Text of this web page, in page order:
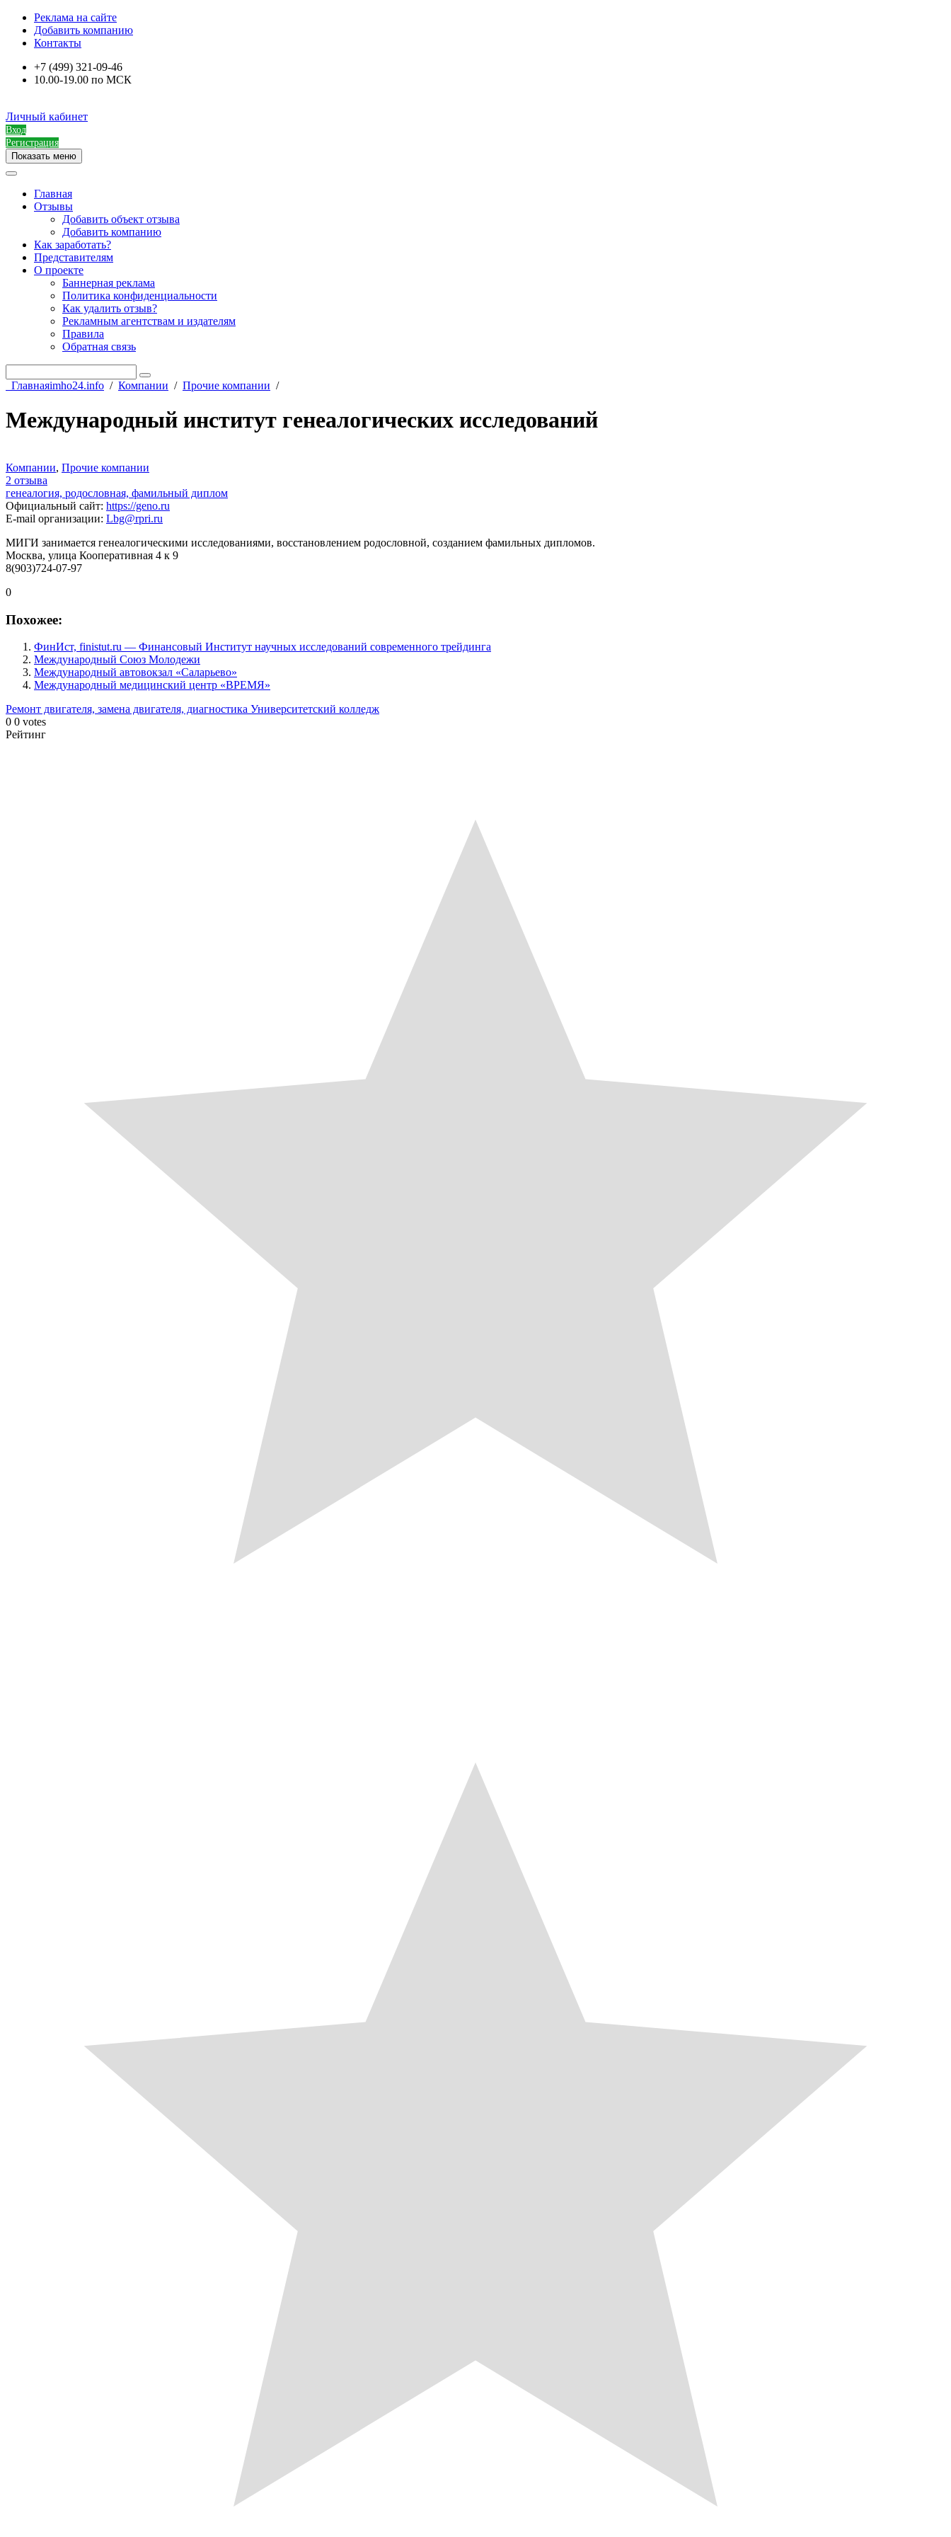
Реклама на сайте
Добавить компанию
Контакты
+7 (499) 321-09-46
10.00-19.00 по МСК
Личный кабинет
Вход
Регистрация
Показать меню
Главная
Отзывы
Добавить объект отзыва
Добавить компанию
Как заработать?
Представителям
О проекте
Баннерная реклама
Политика конфиденциальности
Как удалить отзыв?
Рекламным агентствам и издателям
Правила
Обратная связь
Главнаяimho24.info / Компании / Прочие компании /
Международный институт генеалогических исследований
Компании, Прочие компании
2 отзыва
генеалогия, родословная, фамильный диплом
Официальный сайт: https://geno.ru
E-mail организации: Lbg@rpri.ru
МИГИ занимается генеалогическими исследованиями, восстановлением родословной, созданием фамильных дипломов.
Москва, улица Кооперативная 4 к 9
8(903)724-07-97
0
Похожее:
ФинИст, finistut.ru — Финансовый Институт научных исследований современного трейдинга
Международный Союз Молодежи
Международный автовокзал «Саларьево»
Международный медицинский центр «ВРЕМЯ»
Ремонт двигателя, замена двигателя, диагностика Университетский колледж
0 0 votes
Рейтинг